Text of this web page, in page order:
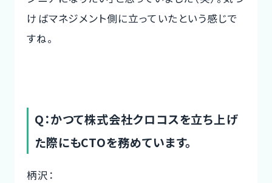
けばマネジメント側に立っていたという感じで
すね。
Q：かつて株式会社クロコスを立ち上げ
た際にもCTOを務めています。
柄沢：